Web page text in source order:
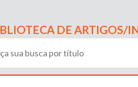
DE ARTIGOS/